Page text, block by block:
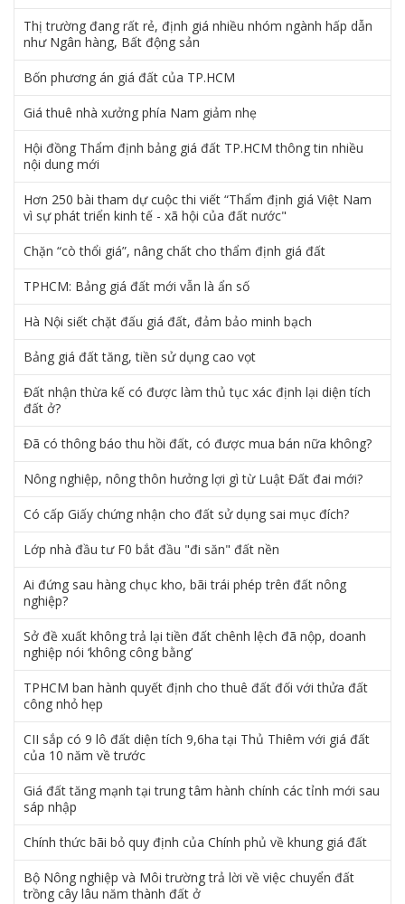
Thị trường đang rất rẻ, định giá nhiều nhóm ngành hấp dẫn
như Ngân hàng, Bất động sản
Bốn phương án giá đất của TP.HCM
Giá thuê nhà xưởng phía Nam giảm nhẹ
Hội đồng Thẩm định bảng giá đất TP.HCM thông tin nhiều
nội dung mới
Hơn 250 bài tham dự cuộc thi viết “Thẩm định giá Việt Nam
vì sự phát triển kinh tế - xã hội của đất nước"
Chặn “cò thổi giá”, nâng chất cho thẩm định giá đất
TPHCM: Bảng giá đất mới vẫn là ẩn số
Hà Nội siết chặt đấu giá đất, đảm bảo minh bạch
Bảng giá đất tăng, tiền sử dụng cao vọt
Đất nhận thừa kế có được làm thủ tục xác định lại diện tích
đất ở?
Đã có thông báo thu hồi đất, có được mua bán nữa không?
Nông nghiệp, nông thôn hưởng lợi gì từ Luật Đất đai mới?
Có cấp Giấy chứng nhận cho đất sử dụng sai mục đích?
Lớp nhà đầu tư F0 bắt đầu "đi săn" đất nền
Ai đứng sau hàng chục kho, bãi trái phép trên đất nông
nghiệp?
Sở đề xuất không trả lại tiền đất chênh lệch đã nộp, doanh
nghiệp nói ‘không công bằng’
TPHCM ban hành quyết định cho thuê đất đối với thửa đất
công nhỏ hẹp
CII sắp có 9 lô đất diện tích 9,6ha tại Thủ Thiêm với giá đất
của 10 năm về trước
Giá đất tăng mạnh tại trung tâm hành chính các tỉnh mới sau
sáp nhập
Chính thức bãi bỏ quy định của Chính phủ về khung giá đất
Bộ Nông nghiệp và Môi trường trả lời về việc chuyển đất
trồng cây lâu năm thành đất ở